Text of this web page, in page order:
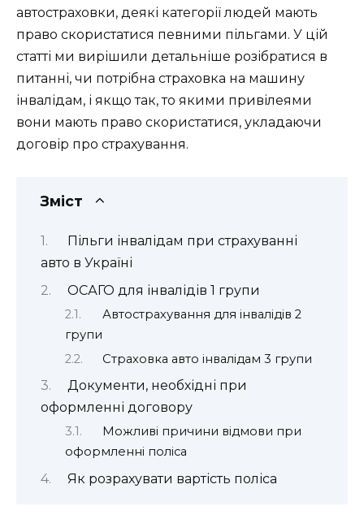
автостраховки, деякі категорії людей мають
право скористатися певними пільгами. У цій
статті ми вирішили детальніше розібратися в
питанні, чи потрібна страховка на машину
інвалідам, і якщо так, то якими привілеями
вони мають право скористатися, укладаючи
договір про страхування.
Зміст
Пільги інвалідам при страхуванні
авто в Україні
ОСАГО для інвалідів 1 групи
Автострахування для інвалідів 2
групи
Страховка авто інвалідам 3 групи
Документи, необхідні при
оформленні договору
Можливі причини відмови при
оформленні поліса
Як розрахувати вартість поліса